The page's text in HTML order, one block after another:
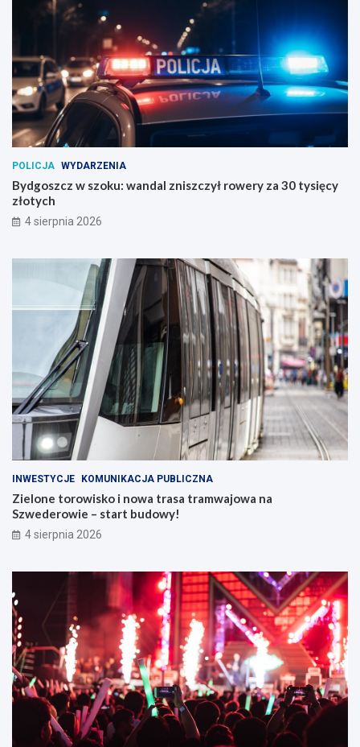
POLICJA WYDARZENIA
Bydgoszcz w szoku: wandal zniszczył rowery za 30 tysięcy
złotych
4 sierpnia 2026
INWESTYCJE KOMUNIKACJA PUBLICZNA
Zielone torowisko i nowa trasa tramwajowa na
Szwederowie – start budowy!
4 sierpnia 2026